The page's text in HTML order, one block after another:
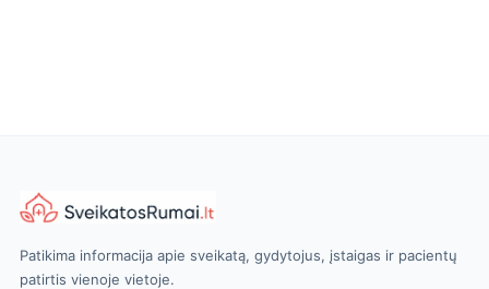
Patikima informacija apie sveikatą, gydytojus, įstaigas ir pacientų
patirtis vienoje vietoje.